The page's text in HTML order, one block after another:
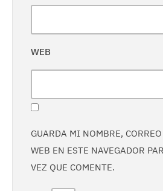
WEB
GUARDA MI NOMBRE,
WEB EN ESTE NAVEGADOR
VEZ QUE COMENTE.